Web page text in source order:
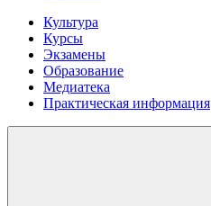
Культура
Курсы
Экзамены
Образование
Медиатека
Практическая информация